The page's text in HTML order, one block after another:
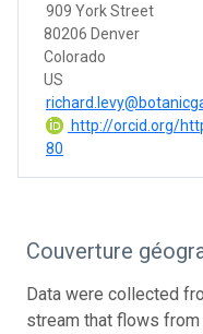
909 York Street
80206 Denver
Colorado
US
http://orcid.org/
80
Couverture
Data were collected
stream that flows